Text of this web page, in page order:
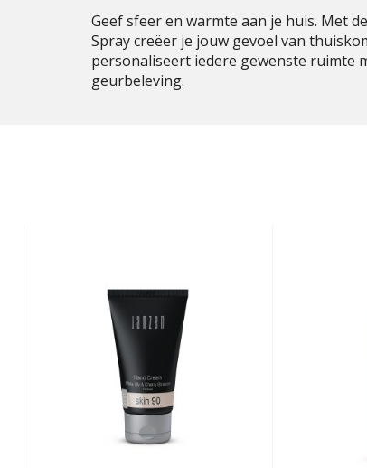
Geef sfeer en warmte aan je huis. Met
Spray creëer je jouw gevoel van
personaliseert iedere gewenste ruimte
geurbeleving.